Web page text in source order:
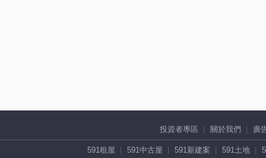
投資者專區 關於我們 廣
591租屋 591中古屋 591新建案 591土地